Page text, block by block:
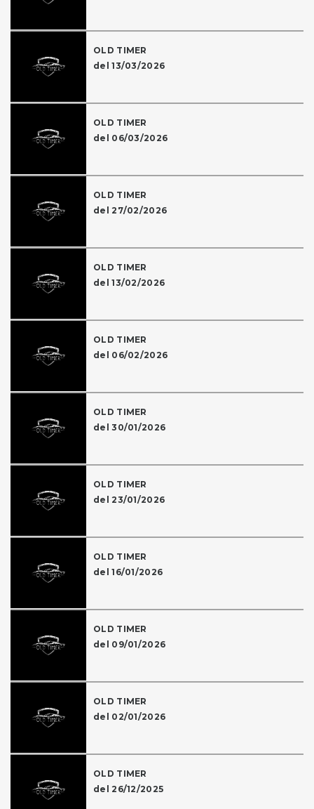
OLD TIMER
del 13/03/2026
OLD TIMER
del 06/03/2026
OLD TIMER
del 27/02/2026
OLD TIMER
del 13/02/2026
OLD TIMER
del 06/02/2026
OLD TIMER
del 30/01/2026
OLD TIMER
del 23/01/2026
OLD TIMER
del 16/01/2026
OLD TIMER
del 09/01/2026
OLD TIMER
del 02/01/2026
OLD TIMER
del 26/12/2025